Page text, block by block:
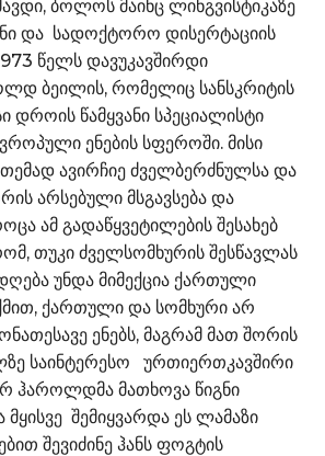
ბოლოს მაინც ლინგვისტიკაზე
და სადოქტორო დისერტაციის
წელს დავუკავშირდი
ბეილის, რომელიც სანსკრიტის
დროის წამყვანი სპეციალისტი
ენების სფეროში. მისი
ავირჩიე ძველბერძნულსა და
არსებული მსგავსება და
ამ გადაწყვეტილების შესახებ
თუკი ძველსომხურის შესწავლას
უნდა მიმექცია ქართული
ქართული და სომხური არ
ენებს, მაგრამ მათ შორის
საინტერესო ურთიერთკავშირი
ჰაროლდმა მათხოვა წიგნი
შემიყვარდა ეს ლამაზი
შევიძინე ჰანს ფოგტის